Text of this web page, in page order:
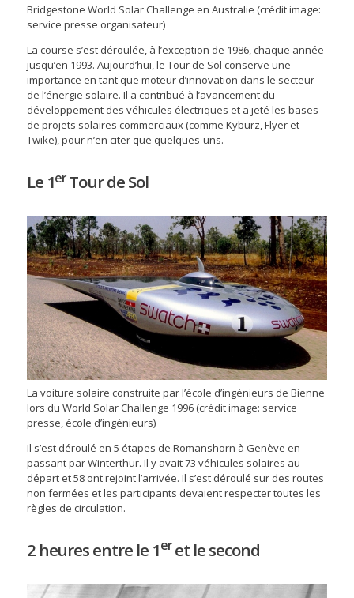
Bridgestone World Solar Challenge en Australie (crédit image:
service presse organisateur)
La course s’est déroulée, à l’exception de 1986, chaque année
jusqu’en 1993. Aujourd’hui, le Tour de Sol conserve une
importance en tant que moteur d’innovation dans le secteur
de l’énergie solaire. Il a contribué à l’avancement du
développement des véhicules électriques et a jeté les bases
de projets solaires commerciaux (comme Kyburz, Flyer et
Twike), pour n’en citer que quelques-uns.
Le 1erTour de Sol
La voiture solaire construite par l’école d’ingénieurs de Bienne
lors du World Solar Challenge 1996 (crédit image: service
presse, école d’ingénieurs)
Il s’est déroulé en 5 étapes de Romanshorn à Genève en
passant par Winterthur. Il y avait 73 véhicules solaires au
départ et 58 ont rejoint l’arrivée. Il s’est déroulé sur des routes
non fermées et les participants devaient respecter toutes les
règles de circulation.
2 heures entre le 1eret le second